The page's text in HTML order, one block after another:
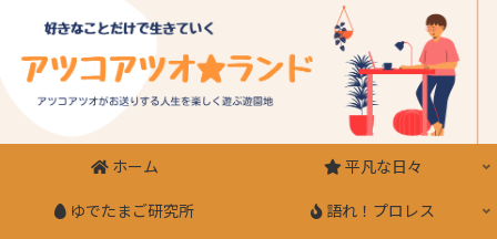
ホーム
平凡な日々
ゆでたまご研究所
語れ！プロレス